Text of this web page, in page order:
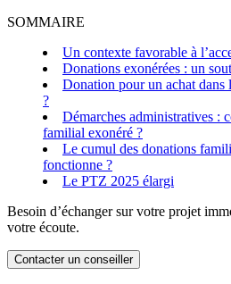
SOMMAIRE
Un contexte favorable à
Donations exonérées : un
Donation pour un achat
?
Démarches administratives :
familial exonéré ?
Le cumul des donations
fonctionne ?
Le PTZ 2025 élargi
Besoin d’échanger sur votre projet
votre écoute.
Contacter un conseiller